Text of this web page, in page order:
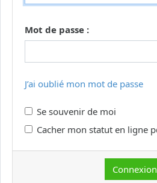
Mot de passe :
J’ai oublié mon mot de passe
Se souvenir de moi
Cacher mon statut en ligne